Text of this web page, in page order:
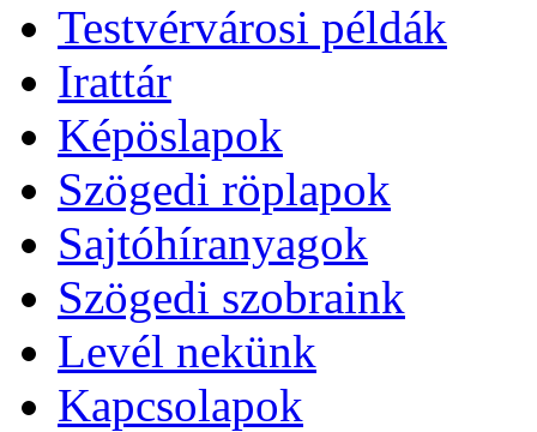
Testvérvárosi példák
Irattár
Képöslapok
Szögedi röplapok
Sajtóhíranyagok
Szögedi szobraink
Levél nekünk
Kapcsolapok